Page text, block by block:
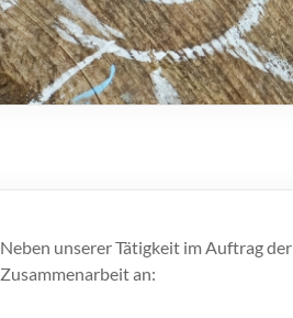
Neben unserer Tätigkeit im Auftrag
Zusammenarbeit an: